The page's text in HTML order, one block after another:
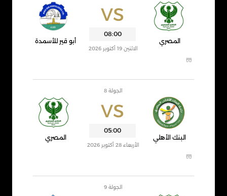
VS
المصري
08:00
الاثنين 19 أكتوبر 2026
أبو قير للأسمدة
VS
البنك الأهلي
05:00
الجولة 8
الأربعاء 28 أكتوبر 2026
المصري
الجولة 9